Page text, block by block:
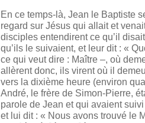
En ce temps-là, Jean le Baptiste
regard sur Jésus qui allait et
disciples entendirent ce qu’il
qu’ils le suivaient, et leur dit : «
ce qui veut dire : Maître –, où
allèrent donc, ils virent où il
vers la dixième heure (environ
André, le frère de Simon-Pierre,
parole de Jean et qui avaient
et lui dit : « Nous avons trouvé le